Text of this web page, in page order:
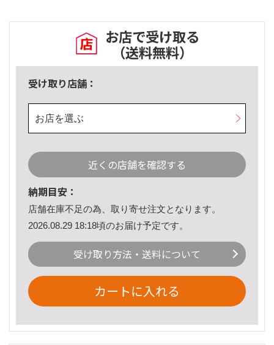
お店で受け取る
（送料無料）
受け取り店舗：
お店を選ぶ
近くの店舗を確認する
納期目安：
店舗在庫不足の為、取り寄せ注文となります。
2026.08.29 18:18頃のお届け予定です。
受け取り方法・送料について
カートに入れる